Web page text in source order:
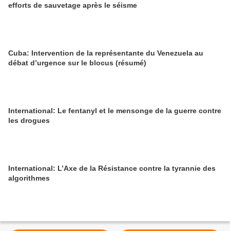
efforts de sauvetage après le séisme
Cuba: Intervention de la représentante du Venezuela au
débat d’urgence sur le blocus (résumé)
International: Le fentanyl et le mensonge de la guerre contre
les drogues
International: L’Axe de la Résistance contre la tyrannie des
algorithmes